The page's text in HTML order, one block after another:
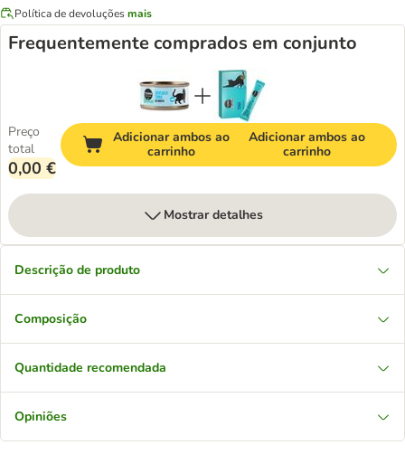
Política de devoluçõesmais
Frequentemente comprados em conjunto
Preço
total
0,00 €
Adicionar ambos ao
carrinho
Adicionar ambos ao
carrinho
Mostrar detalhes
Descrição de produto
Composição
Quantidade recomendada
Opiniões